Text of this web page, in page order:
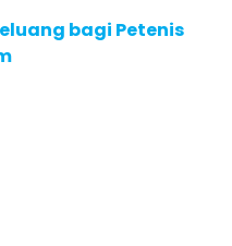
bagi Petenis